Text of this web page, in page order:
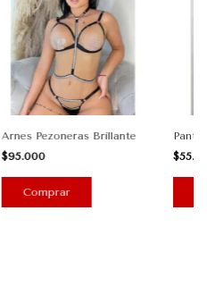
Arnes Pezoneras Brillante
$95.000
Comprar
Panty